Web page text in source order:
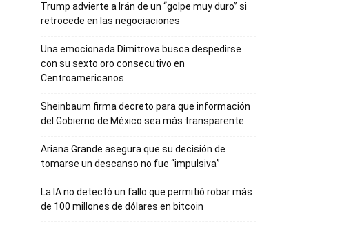
Trump advierte a Irán de un “golpe muy duro” si
retrocede en las negociaciones
Una emocionada Dimitrova busca despedirse
con su sexto oro consecutivo en
Centroamericanos
Sheinbaum firma decreto para que información
del Gobierno de México sea más transparente
Ariana Grande asegura que su decisión de
tomarse un descanso no fue “impulsiva”
La IA no detectó un fallo que permitió robar más
de 100 millones de dólares en bitcoin